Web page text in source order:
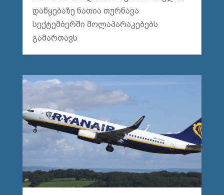
დაწყებაზე ნათია თურნავა
სექტემბერში მოლაპარაკებებს
გამართავს